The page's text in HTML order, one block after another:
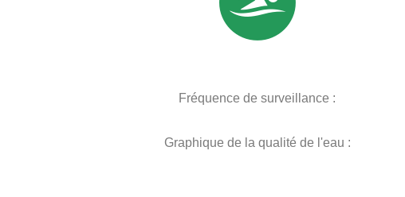
Fréquence de surveillance :
Graphique de la qualité de l'eau :